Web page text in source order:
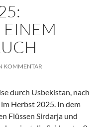
EINEM
KOMMENTAR
durch Usbekistan, nach
Herbst 2025. In dem
Flüssen Sirdarja und